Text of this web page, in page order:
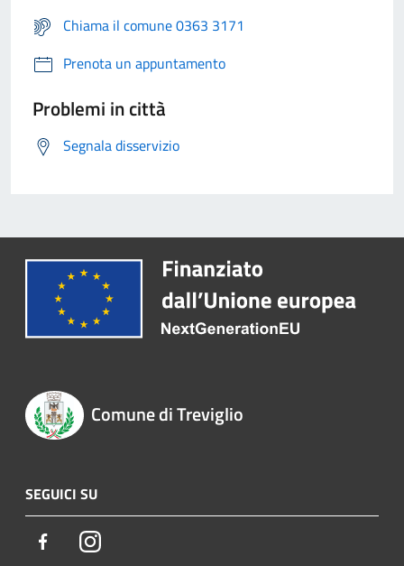
Chiama il comune 0363 3171
Prenota un appuntamento
Problemi in città
Segnala disservizio
Comune di Treviglio
SEGUICI SU
FacebookInstagram